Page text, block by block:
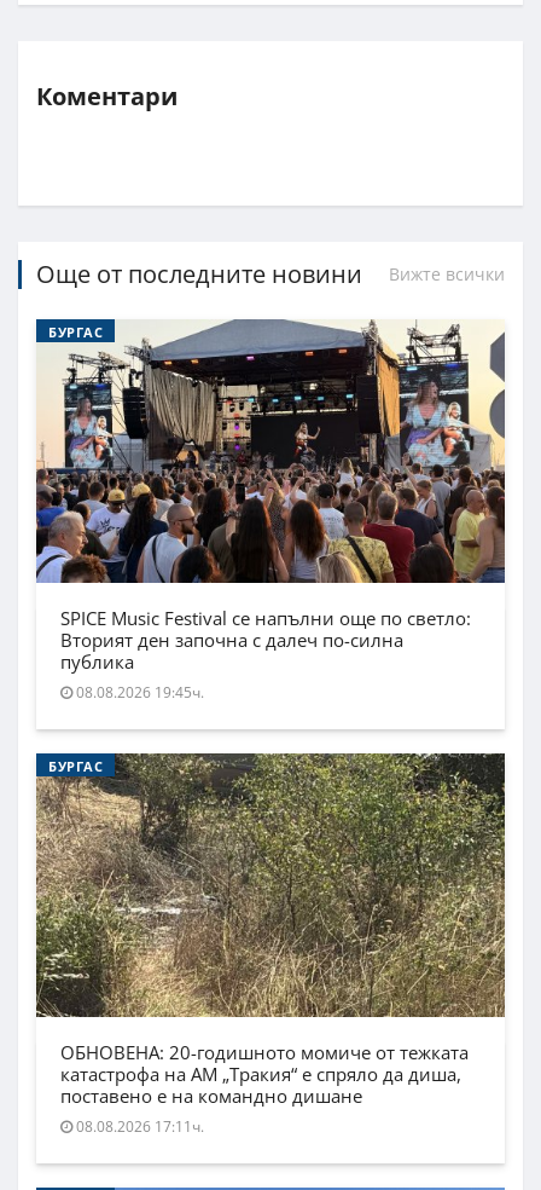
Коментари
Още от последните новини Вижте всички
БУРГАС
SPICE Music Festival се напълни още по светло:
Вторият ден започна с далеч по-силна
публика
08.08.2026 19:45ч.
БУРГАС
ОБНОВЕНА: 20-годишното момиче от тежката
катастрофа на АМ „Тракия“ е спряло да диша,
поставено е на командно дишане
08.08.2026 17:11ч.